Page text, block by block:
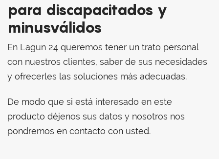
para discapacitados y
minusválidos
En Lagun 24 queremos tener un trato personal
con nuestros clientes, saber de sus necesidades
y ofrecerles las soluciones más adecuadas.
De modo que si está interesado en este
producto déjenos sus datos y nosotros nos
pondremos en contacto con usted.